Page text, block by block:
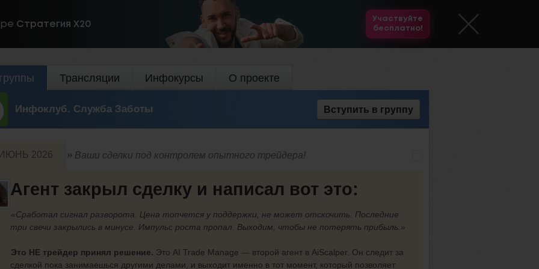
Стратегия Х20
Участвуйте
бесплатно!
Трансляции Инфокурсы О проекте
Инфоклуб. Служба Заботы Вступить в группу
2026 Ваши сделки под контролем опытного трейдера!
Агент закрыл сделку и написал вот это:
«Сработал сигнал разворота. Цена топчется у поддержки, не может отскочить. Последние
три свечи закрылись в минусе. Импульс роста пропал. Выходим, чтобы не потерять прибыль.»
Это НЕ трейдер принял решение. Это AI Trade Manage — второй агент в AiScalper. Он следит за
сделкой пока занимаешься другими делами, и выходит именно в тот момент, который позволяет